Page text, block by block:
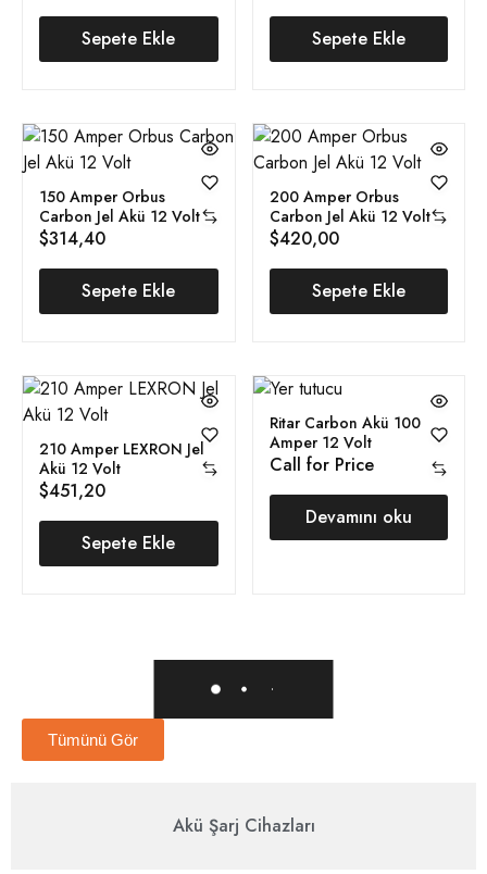
Akü Şarj Cihazları
Sepete Ekle Sepete Ekle
150 Amper Orbus
Carbon Jel Akü 12 Volt
$314,40
Sepete Ekle
200 Amper Orbus
Carbon Jel Akü 12 Volt
$420,00
Sepete Ekle
210 Amper LEXRON Jel
Akü 12 Volt
$451,20
Sepete Ekle
Ritar Carbon Akü 100
Amper 12 Volt
Call for Price
Devamını oku
Tümünü Gör